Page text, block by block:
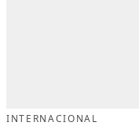
INTERNACIONAL